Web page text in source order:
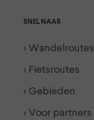
SNEL NAAR
> Wandelroutes
> Fietsroutes
> Gebieden
> Voor partners